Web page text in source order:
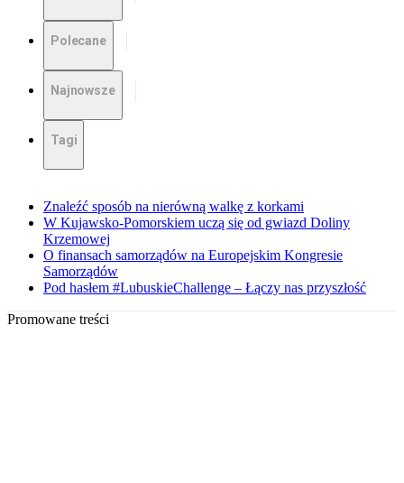
Polecane
Najnowsze
Tagi
Znaleźć sposób na nierówną walkę z korkami
W Kujawsko-Pomorskiem uczą się od gwiazd Doliny
Krzemowej
O finansach samorządów na Europejskim Kongresie
Samorządów
Pod hasłem #LubuskieChallenge – Łączy nas przyszłość
Promowane treści